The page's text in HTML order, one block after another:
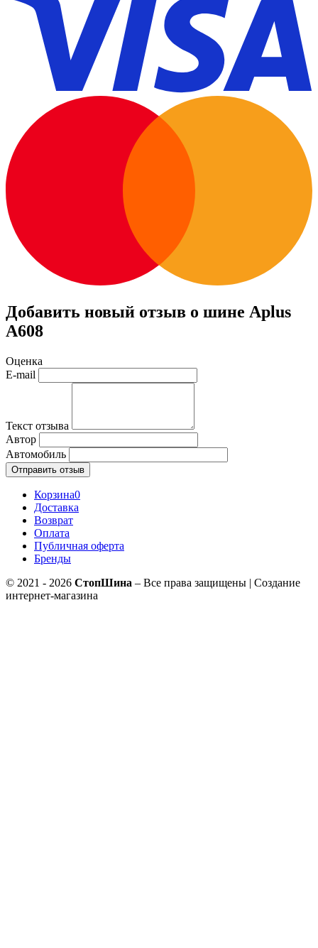
Добавить новый отзыв о шине Aplus
A608
Оценка
E-mail
Текст отзыва
Автор
Автомобиль
Отправить отзыв
Корзина0
Доставка
Возврат
Оплата
Публичная оферта
Бренды
© 2021 - 2026 СтопШина – Все права защищены | Создание
интернет-магазина